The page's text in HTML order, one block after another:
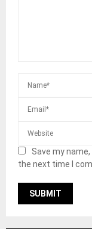
Save my
the next time I